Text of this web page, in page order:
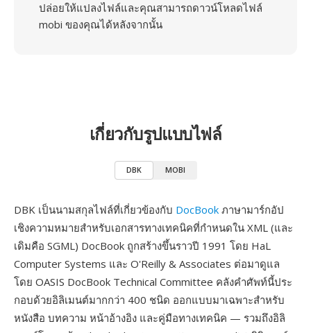
ปล่อยให้แปลงไฟล์และคุณสามารถดาวน์โหลดไฟล์
mobi ของคุณได้หลังจากนั้น
เกี่ยวกับรูปแบบไฟล์
DBK MOBI
DBK เป็นนามสกุลไฟล์ที่เกี่ยวข้องกับ DocBook ภาษามาร์กอัป
เชิงความหมายสำหรับเอกสารทางเทคนิคที่กำหนดใน XML (และ
เดิมคือ SGML) DocBook ถูกสร้างขึ้นราวปี 1991 โดย HaL
Computer Systems และ O'Reilly & Associates ต่อมาดูแล
โดย OASIS DocBook Technical Committee คลังคำศัพท์นี้ประ
กอบด้วยอิลิเมนต์มากกว่า 400 ชนิด ออกแบบมาเฉพาะสำหรับ
หนังสือ บทความ หน้าอ้างอิง และคู่มือทางเทคนิค — รวมถึงอิลิ